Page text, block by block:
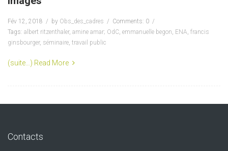
Fév 12, 2018 by Obs_des_cadres
Comments: 0
Tags: albert ritzenthaler, amine amar; OdC, emmanuelle begon, ENA, francis
ginsbourger, séminaire, travail public
(suite…) Read More
Contacts